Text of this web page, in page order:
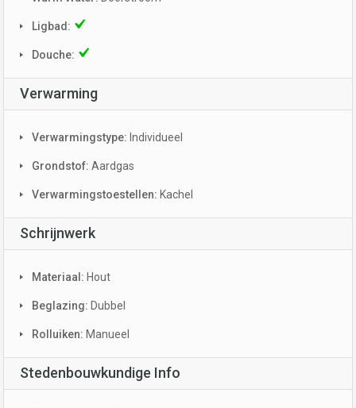
Ligbad:
Douche:
Verwarming
Verwarmingstype: Individueel
Grondstof: Aardgas
Verwarmingstoestellen: Kachel
Schrijnwerk
Materiaal: Hout
Beglazing: Dubbel
Rolluiken: Manueel
Stedenbouwkundige Info